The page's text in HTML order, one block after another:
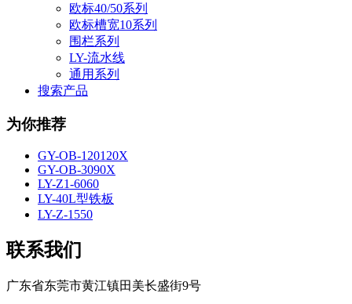
欧标40/50系列
欧标槽宽10系列
围栏系列
LY-流水线
通用系列
搜索产品
为你推荐
GY-OB-120120X
GY-OB-3090X
LY-Z1-6060
LY-40L型铁板
LY-Z-1550
联系我们
广东省东莞市黄江镇田美长盛街9号